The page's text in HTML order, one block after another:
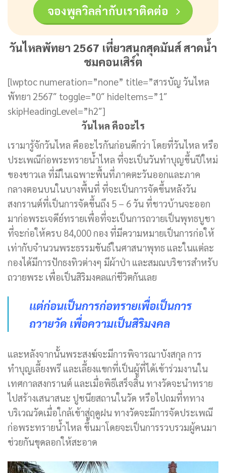
จองพูลวิลล่ากับเราติดต่อ
วันไหลพัทยา 2567 เที่ยวสนุกสุดมันส์ สาดน้ำ
ชมคอนเสิร์ต
[lwptoc numeration=”none” title=”สารบัญ วันไหล
พัทยา 2567″ toggle=”0″ hideItems=”1″
skipHeadingLevel=”h2″]
วันไหล คืออะไร
เรามารู้จักวันไหล คืออะไรกันก่อนดีกว่า โดยที่วันไหล หรือ
ประเพณีก่อพระทรายน้ำไหล ที่จะเป็นวันทำบุญขึ้นปีใหม่
ของชาวเล ที่มีในเฉพาะพื้นที่ภาคตะวันออกและภาค
กลางตอนบนในบางพื้นที่ ที่จะเป็นการจัดขึ้นหลังวัน
สงกรานต์ที่เป็นการจัดขึ้นถึง 5 – 6 วัน ที่ชาวบ้านจะออก
มาก่อพระเจดีย์ทรายเพื่อที่จะเป็นการถวายเป็นพุทธบูชา
ที่จะก่อให้ครบ 84,000 กอง ที่มีความหมายเป็นการก่อให้
เท่ากับจำนวนพระธรรมขันธ์ในศาสนาพุทธ และในแต่ละ
กองได้มีการปักธงทิวต่างๆ มีผ้าป่า และสมณบริขารสำหรับ
ถวายพระ เพื่อเป็นสิริมงคลแก่ชีวิตกันเลย
เเต่ก่อนเป็นการก่อทรายเพื่อเป็นการ
ถวายวัด เพื่อความเป็นสิริมงคล
และหลังจากนั้นพระสงฆ์จะมีการพิจารณาบังสกุล การ
ทำบุญเลี้ยงพรี และเลี้ยงแขกที่เป็นผู้ที่ได้เข้าร่วมงานใน
เทศกาลสงกรานต์ และเมื่อพิธีเสร็จสิ้น ทางวัดจะนำทราย
ไปสร้างเสนาสนะ ปูชนียสถานในวัด หรือไปถมที่ททาง
บริเวณวัดเมื่อใกล้เข้าสู่ฤดูฝน ทางวัดจะมีการจัดประเพณี
ก่อพระทรายน้ำไหล ขึ้นมาโดยจะเป็นการรวบรวมผู้คนมา
ช่วยกันขุดลอกให้สะอาด